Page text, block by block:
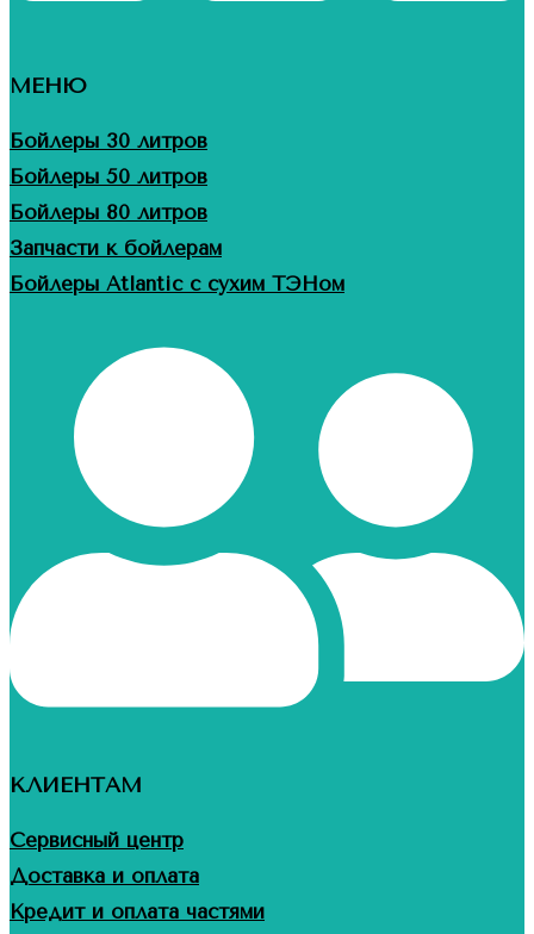
МЕНЮ
Бойлеры 30 литров
Бойлеры 50 литров
Бойлеры 80 литров
Запчасти к бойлерам
Бойлеры Atlantic с сухим ТЭНом
КЛИЕНТАМ
Сервисный центр
Доставка и оплата
Кредит и оплата частями